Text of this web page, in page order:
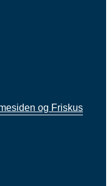
og Friskus